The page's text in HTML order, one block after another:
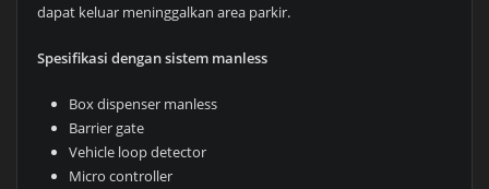
dapat keluar meninggalkan area parkir.
Spesifikasi dengan sistem manless
Box dispenser manless
Barrier gate
Vehicle loop detector
Micro controller